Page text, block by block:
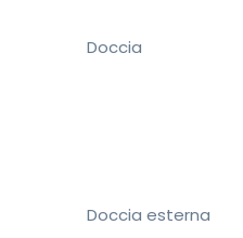
Doccia
Doccia esterna